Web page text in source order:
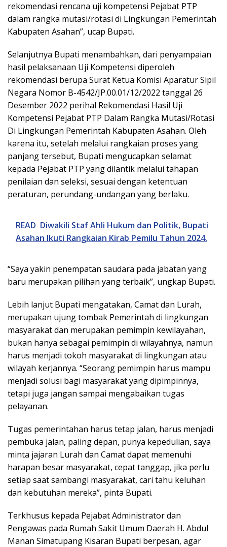
rekomendasi rencana uji kompetensi Pejabat PTP
dalam rangka mutasi/rotasi di Lingkungan Pemerintah
Kabupaten Asahan”, ucap Bupati.
Selanjutnya Bupati menambahkan, dari penyampaian
hasil pelaksanaan Uji Kompetensi diperoleh
rekomendasi berupa Surat Ketua Komisi Aparatur Sipil
Negara Nomor B-4542/JP.00.01/12/2022 tanggal 26
Desember 2022 perihal Rekomendasi Hasil Uji
Kompetensi Pejabat PTP Dalam Rangka Mutasi/Rotasi
Di Lingkungan Pemerintah Kabupaten Asahan. Oleh
karena itu, setelah melalui rangkaian proses yang
panjang tersebut, Bupati mengucapkan selamat
kepada Pejabat PTP yang dilantik melalui tahapan
penilaian dan seleksi, sesuai dengan ketentuan
peraturan, perundang-undangan yang berlaku.
READ Diwakili Staf Ahli Hukum dan Politik, Bupati
Asahan Ikuti Rangkaian Kirab Pemilu Tahun 2024.
“Saya yakin penempatan saudara pada jabatan yang
baru merupakan pilihan yang terbaik”, ungkap Bupati.
Lebih lanjut Bupati mengatakan, Camat dan Lurah,
merupakan ujung tombak Pemerintah di lingkungan
masyarakat dan merupakan pemimpin kewilayahan,
bukan hanya sebagai pemimpin di wilayahnya, namun
harus menjadi tokoh masyarakat di lingkungan atau
wilayah kerjannya. “Seorang pemimpin harus mampu
menjadi solusi bagi masyarakat yang dipimpinnya,
tetapi juga jangan sampai mengabaikan tugas
pelayanan.
Tugas pemerintahan harus tetap jalan, harus menjadi
pembuka jalan, paling depan, punya kepedulian, saya
minta jajaran Lurah dan Camat dapat memenuhi
harapan besar masyarakat, cepat tanggap, jika perlu
setiap saat sambangi masyarakat, cari tahu keluhan
dan kebutuhan mereka”, pinta Bupati.
Terkhusus kepada Pejabat Administrator dan
Pengawas pada Rumah Sakit Umum Daerah H. Abdul
Manan Simatupang Kisaran Bupati berpesan, agar